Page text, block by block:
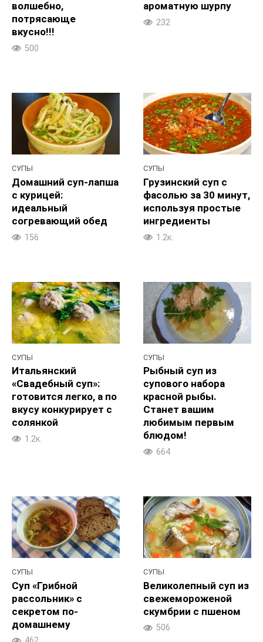
волшебно,
потрясающе
вкусно!!!
500
ароматную шурпу
232
СУПЫ
Домашний суп-лапша
с курицей:
идеальный
согревающий обед
156
СУПЫ
Грузинский суп с
фасолью за 30 минут,
используя простые
ингредиенты
1.2к.
СУПЫ
Итальянский
«Свадебный суп»:
готовится легко, а по
вкусу конкурирует с
солянкой
1.2к.
СУПЫ
Рыбный суп из
супового набора
красной рыбы.
Станет вашим
любимым первым
блюдом!
664
СУПЫ
Суп «Грибной
рассольник» с
секретом по-
домашнему
СУПЫ
Великолепный суп из
свежемороженой
скумбрии с пшеном
506